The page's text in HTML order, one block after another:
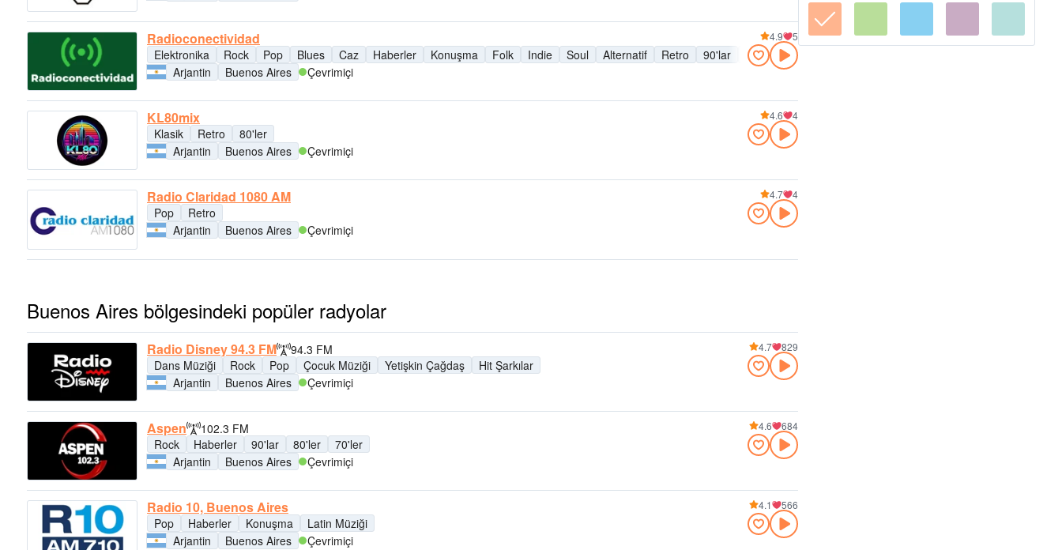
Radioconectividad
Elektronika Rock Pop Blues Caz Haberler Konuşma Folk Indie Soul Alternatif Retro 90'lar 80'ler 70'ler
Arjantin
Buenos Aires Çevrimiçi
4.9 5
KL80mix
Klasik Retro
80'ler
Arjantin
Buenos Aires Çevrimiçi
4.6 4
Radio Claridad 1080 AM
Pop
Retro
Arjantin
Buenos Aires Çevrimiçi
4.7 4
Buenos Aires bölgesindeki popüler radyolar
Radio Disney 94.3 FM
94.3 FM
Dans Müziği
Rock Pop Çocuk Müziği Yetişkin Çağdaş
Hit Şarkılar
Arjantin
Buenos Aires Çevrimiçi
4.7 829
Aspen
102.3 FM
Rock
Haberler 90'lar 80'ler
70'ler
Arjantin
Buenos Aires Çevrimiçi
4.6 684
Radio 10, Buenos Aires
Pop Haberler Konuşma
Latin Müziği
Arjantin
Buenos Aires Çevrimiçi
4.1 566